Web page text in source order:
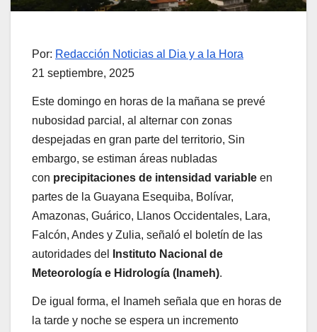
Por: Redacción Noticias al Dia y a la Hora
21 septiembre, 2025
Este domingo en horas de la mañana se prevé
nubosidad parcial, al alternar con zonas
despejadas en gran parte del territorio, Sin
embargo, se estiman áreas nubladas
con precipitaciones de intensidad variable en
partes de la Guayana Esequiba, Bolívar,
Amazonas, Guárico, Llanos Occidentales, Lara,
Falcón, Andes y Zulia, señaló el boletín de las
autoridades del
Instituto Nacional de
Meteorología e Hidrología (Inameh).
De igual forma, el Inameh señala que en horas de
la tarde y noche se espera un incremento